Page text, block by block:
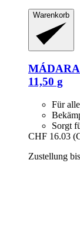
Warenkorb
MÁDARA
11,50 g
Für
Sorgt
CHF 16.03
Zustellung